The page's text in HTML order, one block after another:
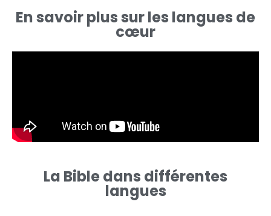
En savoir plus sur les langues de
cœur
La Bible dans différentes
langues